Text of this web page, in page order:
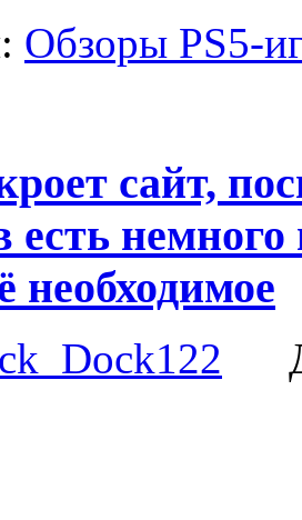
Обзоры PS5-
сайт,
есть
необходимое